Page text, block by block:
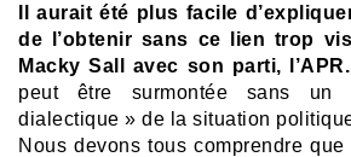
Il aurait été plus facile
de l’obtenir sans ce lien trop
Macky Sall avec son parti,
peut être surmontée sans un
dialectique » de la situation
Nous devons tous comprendre